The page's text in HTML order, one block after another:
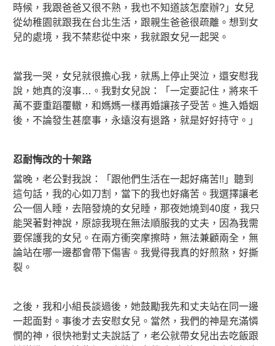
時候，我跟爸爸又很不熟，我也不知道該怎麼辦?」女兒
從幼稚園就跟我在台北生活，跟親生爸爸很疏離。想到女
兒的處境，我不禁悲從中來，我就跟女兒一起哭。
當我一哭，女兒就很擔心我，就馬上停止哭泣，還安慰我
說，她真的沒事…。我對女兒說：「一定要記住，將來千
萬不要重蹈覆轍，和媽媽一樣再婚讓孩子受苦。進入婚姻
後，不論發生甚麼事，永遠沒有退路，就是好好持守。」
忍耐悔改的十架路
當晚，老公對我說：「跟他們生活在一起好痛苦!!」聽到
這句話，我的心如刀割，當下的我也好痛苦。我選擇讓老
公一個人睡，去陪發燒的女兒睡，那夜她燒到40度，我只
能哭著對神說，原諒我現在無法順服我的丈夫，因為我需
要保護我的女兒。在兩方衝突摩擦時，無法兼顧兩全，無
論站在哪一邊都會帶下傷害。我覺得我真的好煎熬，好撕
裂。
之後，我和小組長談過後，她鼓勵我先和丈夫站在同一邊
一起面對。事後才去安慰女兒。當然，我們的神是充滿憐
憫的神，很快祂對丈夫說話了，老公就帶女兒出去吃飯跟